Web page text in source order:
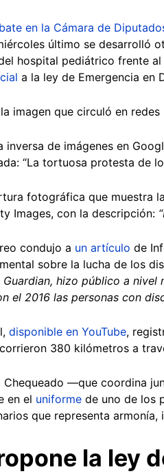
en la Cámara de
último se desarrolló
hospital pediátrico frente al
a la ley de Emergencia en
imagen que circuló en
inversa de imágenes en
“La tortuosa protesta de
fotográfica que muestra
Images, con la descripción:
condujo a un artículo de
sobre la lucha de los
hizo público a nivel
el 2016 las personas con
disponible en YouTube,
380 kilómetros a
—que coordina
en el uniforme de uno de los
que representa armonía,
la ley